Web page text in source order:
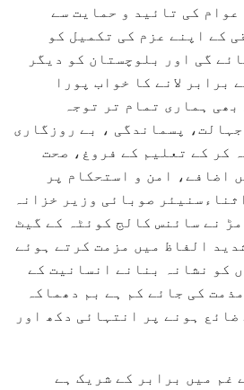
کی تائید و حمایت سے
کے اپنے عزم کی تکمیل کو
گی اور بلوچستان کو دیگر
برابر لانے کا خواب پورا
ہماری تمام تر توجہ
پسماندگی ، بے روزگاری
کر کے تعلیم کے فروغ، صحت
اضافے، امن و استحکام پر
صوبائی وزیر خزانہ
نے سائنس کالج کوئٹہ کے گیٹ
الفاظ میں مزمت کرتے ہوئے
کو نشانہ بنانے انسانیت کے
کی جائے کم ہے بم دھماکہ
ہونے پر انتہائی دکھ اور
غم میں برابر کے شریک ہے